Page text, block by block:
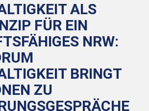
ALS
FÜR EIN
NRW:
BRINGT
ZU